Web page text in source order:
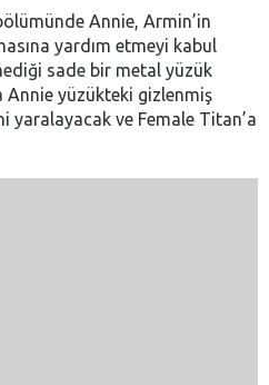
Annie, Armin’in
yardım etmeyi kabul
sade bir metal yüzük
Annie yüzükteki gizlenmiş
yaralayacak ve Female Titan’a